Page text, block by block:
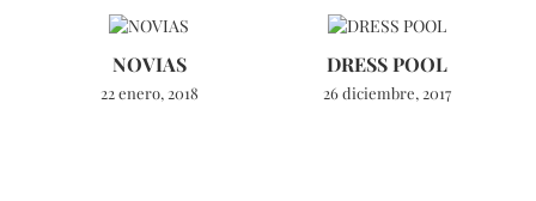
NOVIAS
22 enero, 2018
DRESS POOL
26 diciembre, 2017